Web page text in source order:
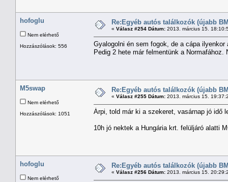
hofoglu
Nem elérhető
Hozzászólások: 556
Re:Egyéb autós találkozók (újabb
« Válasz #254 Dátum: 2013. március 15.
Gyalogolni én sem fogok, de a cápa ilyenkor
Pedig 2 hete már felmentünk a
M5swap
Nem elérhető
Hozzászólások: 1051
Re:Egyéb autós találkozók (újabb
« Válasz #255 Dátum: 2013. március 15.
Árpi, told már ki a szekeret, vasárnap jó idő
10h jó nektek a Hungária krt. felüljáró alatti
hofoglu
Nem elérhető
Re:Egyéb autós találkozók (újabb
« Válasz #256 Dátum: 2013. március 15.